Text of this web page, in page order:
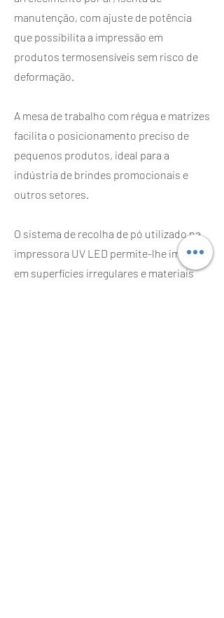
manutenção, com ajuste de potência
que possibilita a impressão em
produtos termosensíveis sem risco de
deformação.
A mesa de trabalho com régua e matrizes
facilita o posicionamento preciso de
pequenos produtos, ideal para a
indústria de brindes promocionais e
outros setores.​
O sistema de recolha de pó utilizado na
impressora UV LED permite-lhe imprimir
em superfícies irregulares e materiais